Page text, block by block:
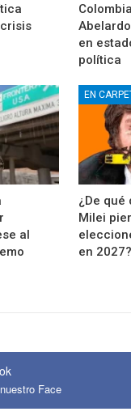
en
política
al
EN
¿De qué
Milei
en 2027?
Face